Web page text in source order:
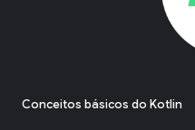
Conceitos básicos do Kotlin